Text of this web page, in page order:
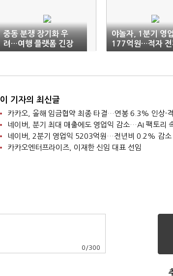
중동 분쟁 장기화 우
려…여행 플랫폼 긴장
고조
야놀자, 1분기 영
177억원…적자 전
이 기자의 최신글
네이버, 분기 최대 매출에도 영업익 감소…AI 팩토리
네이버, 2분기 영업익 5203억원…전년비 0.2% 감소
카카오엔터프라이즈, 이재한 신임 대표 선임
0 /300